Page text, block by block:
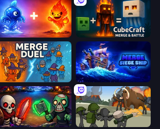
Elemental Monsters: Merge CubeCraft: Merge & Battle
MergeDuel.io Merge: Siege Ship
Monster Merge Stickman History Battle